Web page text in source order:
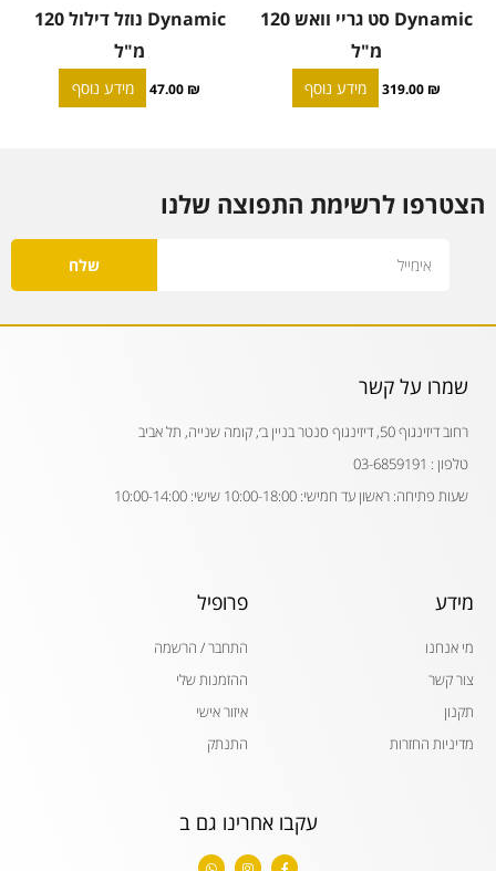
Dynamic סט גריי וואש 120
מ"ל
319.00 ₪ מידע נוסף
Dynamic נוזל דילול 120
מ"ל
47.00 ₪ מידע נוסף
הצטרפו לרשימת התפוצה שלנו
שלח
שמרו על קשר
רחוב דיזינגוף 50, דיזינגוף סנטר בניין ב׳, קומה שנייה, תל אביב
טלפון : 03-6859191
שעות פתיחה: ראשון עד חמישי: 10:00-18:00 שישי: 10:00-14:00
מידע
מי אנחנו
צור קשר
תקנון
מדיניות החזרות
פרופיל
התחבר / הרשמה
ההזמנות שלי
איזור אישי
התנתק
עקבו אחרינו גם ב
F
I
W